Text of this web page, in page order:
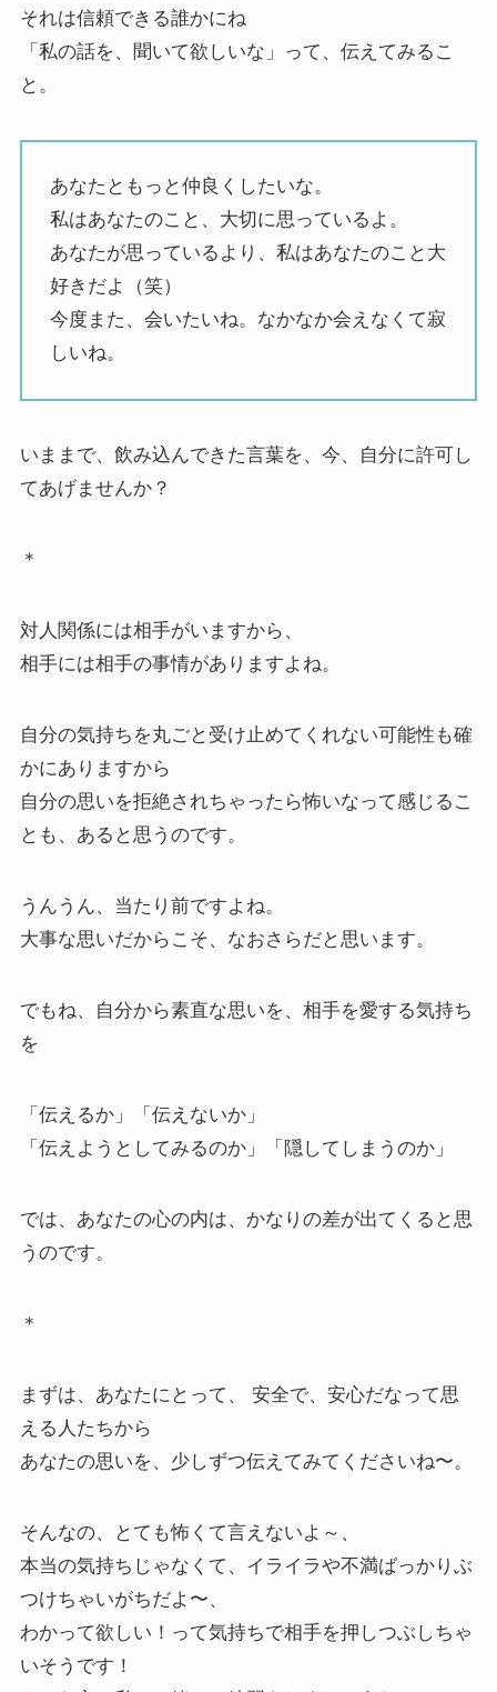
それは信頼できる誰かにね
「私の話を、聞いて欲しいな」って、伝えてみるこ
と。
あなたともっと仲良くしたいな。
私はあなたのこと、大切に思っているよ。
あなたが思っているより、私はあなたのこと大
好きだよ（笑）
今度また、会いたいね。なかなか会えなくて寂
しいね。
いままで、飲み込んできた言葉を、今、自分に許可し
てあげませんか？
＊
対人関係には相手がいますから、
相手には相手の事情がありますよね。
自分の気持ちを丸ごと受け止めてくれない可能性も確
かにありますから
自分の思いを拒絶されちゃったら怖いなって感じるこ
とも、あると思うのです。
うんうん、当たり前ですよね。
大事な思いだからこそ、なおさらだと思います。
でもね、自分から素直な思いを、相手を愛する気持ち
を
「伝えるか」「伝えないか」
「伝えようとしてみるのか」「隠してしまうのか」
では、あなたの心の内は、かなりの差が出てくると思
うのです。
＊
まずは、あなたにとって、 安全で、安心だなって思
える人たちから
あなたの思いを、少しずつ伝えてみてくださいね〜。
そんなの、とても怖くて言えないよ～、
本当の気持ちじゃなくて、イライラや不満ばっかりぶ
つけちゃいがちだよ〜、
わかって欲しい！って気持ちで相手を押しつぶしちゃ
いそうです！